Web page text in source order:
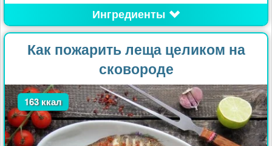
Ингредиенты
Как пожарить леща целиком на
сковороде
163 ккал